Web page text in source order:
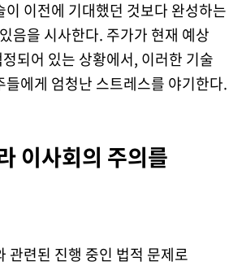
이 이전에 기대했던 것보다 완성하는
음을 시사한다. 주가가 현재 예상
되어 있는 상황에서, 이러한 기술
들에게 엄청난 스트레스를 야기한다.
이사회의 주의를
관련된 진행 중인 법적 문제로